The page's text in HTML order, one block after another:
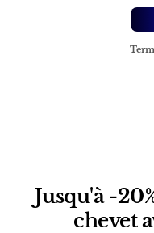
Jusqu'à -
chevet